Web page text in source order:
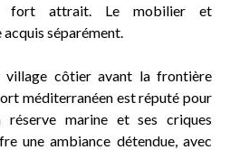
fort attrait. Le mobilier et
acquis séparément.
village côtier avant la frontière
méditerranéen est réputé pour
réserve marine et ses criques
une ambiance détendue, avec